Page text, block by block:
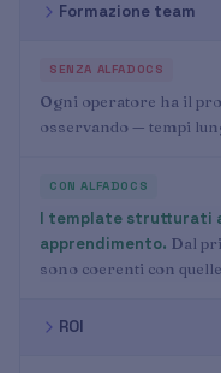
Formazione team
Ogni operatore ha il
osservando — tempi
I template strutturati
apprendimento. Dal
sono coerenti con
ROI